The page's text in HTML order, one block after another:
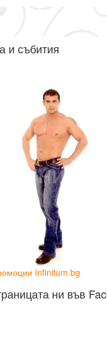
и събития
ни във